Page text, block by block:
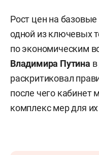
Рост цен на
одной из ключевых
по экономическим
Владимира Путина
раскритиковал
после чего кабинет
комплекс мер для